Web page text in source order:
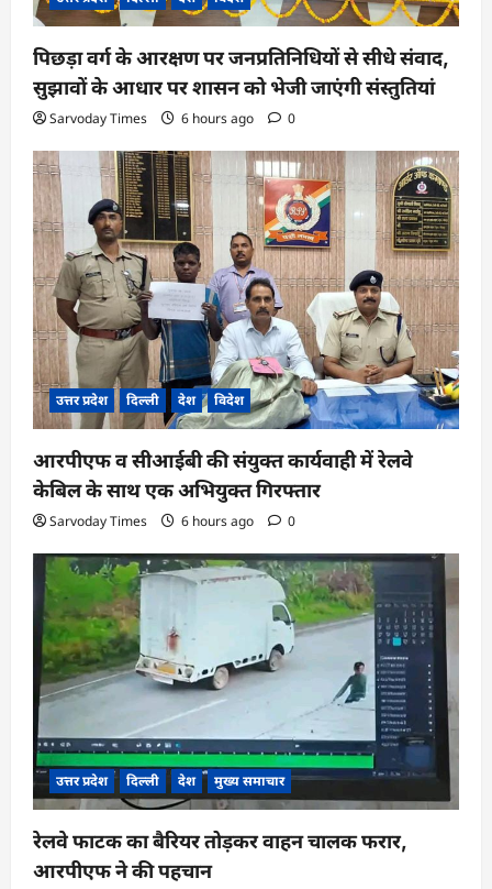
पिछड़ा वर्ग के आरक्षण पर जनप्रतिनिधियों से सीधे संवाद,
सुझावों के आधार पर शासन को भेजी जाएंगी संस्तुतियां
Sarvoday Times 6 hours ago 0
उत्तर प्रदेश दिल्ली देश विदेश
आरपीएफ व सीआईबी की संयुक्त कार्यवाही में रेलवे
केबिल के साथ एक अभियुक्त गिरफ्तार
Sarvoday Times 6 hours ago 0
उत्तर प्रदेश दिल्ली देश मुख्य समाचार
रेलवे फाटक का बैरियर तोड़कर वाहन चालक फरार,
आरपीएफ ने की पहचान